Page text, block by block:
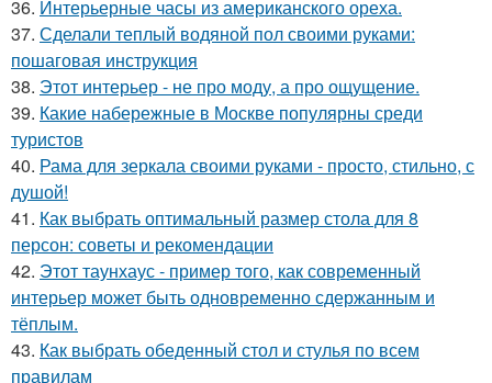
36. Интерьерные часы из американского ореха.
37. Сделали теплый водяной пол своими руками:
пошаговая инструкция
38. Этот интерьер - не про моду, а про ощущение.
39. Какие набережные в Москве популярны среди
туристов
40. Рама для зеркала своими руками - просто, стильно, с
душой!
41. Как выбрать оптимальный размер стола для 8
персон: советы и рекомендации
42. Этот таунхаус - пример того, как современный
интерьер может быть одновременно сдержанным и
тёплым.
43. Как выбрать обеденный стол и стулья по всем
правилам